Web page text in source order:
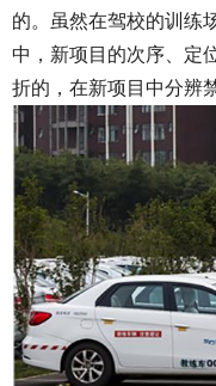
的。虽然在驾校的训练
中，新项目的次序、定
折的，在新项目中分辨